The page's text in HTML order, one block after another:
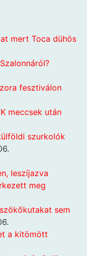
mert Toca dühös
fesztiválon
meccsek után
szurkolók
leszíjazva
meg
sem
a kitömött